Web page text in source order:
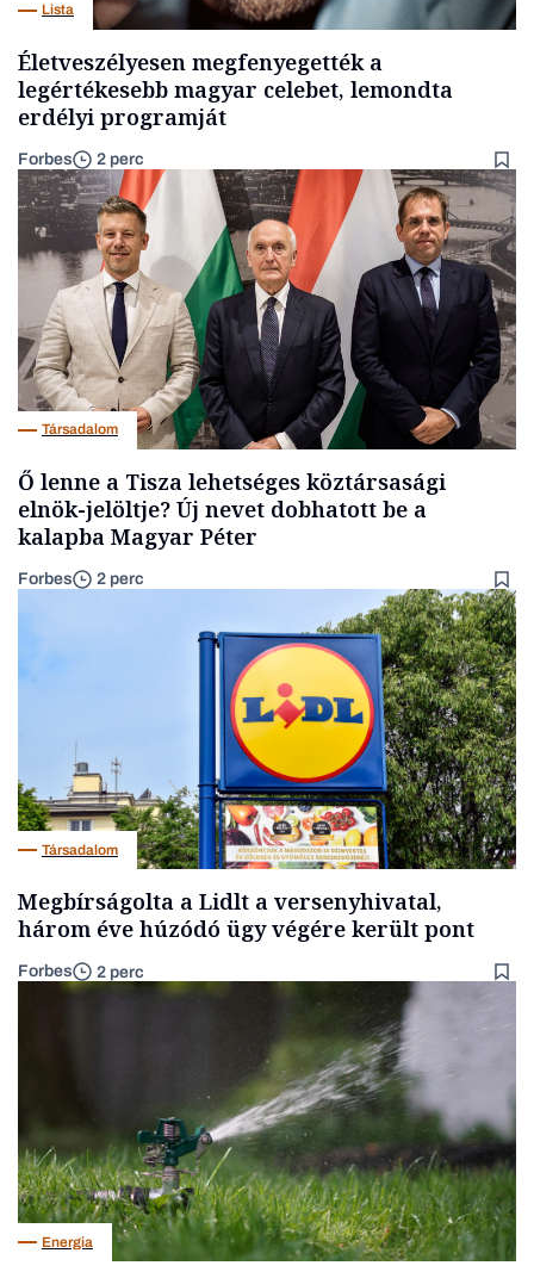
Lista
Életveszélyesen megfenyegették a
legértékesebb magyar celebet, lemondta
erdélyi programját
Forbes 2 perc
Társadalom
Ő lenne a Tisza lehetséges köztársasági
elnök-jelöltje? Új nevet dobhatott be a
kalapba Magyar Péter
Forbes 2 perc
Társadalom
Megbírságolta a Lidlt a versenyhivatal,
három éve húzódó ügy végére került pont
Forbes 2 perc
Energia